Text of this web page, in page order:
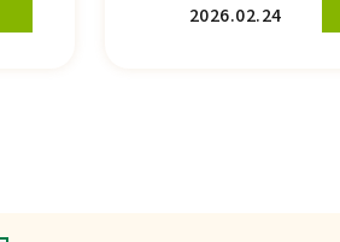
2026.02.24